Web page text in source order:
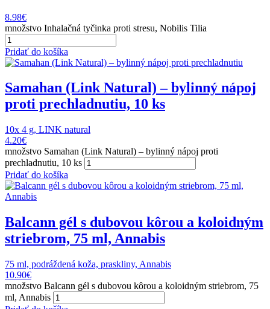
8.98€
množstvo Inhalačná tyčinka proti stresu, Nobilis Tilia
Pridať do košíka
Samahan (Link Natural) – bylinný nápoj
proti prechladnutiu, 10 ks
10x 4 g, LINK natural
4.20€
množstvo Samahan (Link Natural) – bylinný nápoj proti
prechladnutiu, 10 ks
Pridať do košíka
Balcann gél s dubovou kôrou a koloidným
striebrom, 75 ml, Annabis
75 ml, podráždená koža, praskliny, Annabis
10.90€
množstvo Balcann gél s dubovou kôrou a koloidným striebrom, 75
ml, Annabis